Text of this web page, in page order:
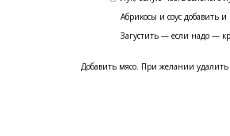
Абрикосы и соус добавить
Загустить — если надо —
Добавить мясо. При желании